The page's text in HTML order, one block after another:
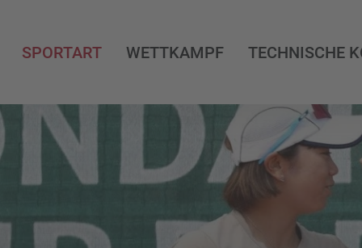
SPORTART WETTKAMPF TECHNISCHE